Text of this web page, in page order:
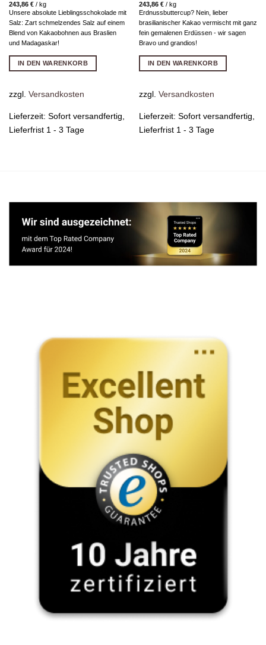
243,86 €/ kg
Unsere absolute Lieblingsschokolade mit
Salz: Zart schmelzendes Salz auf einem
Blend von Kakaobohnen aus Braslien
und Madagaskar!
IN DEN WARENKORB
zzgl. Versandkosten
Lieferzeit: Sofort versandfertig,
Lieferfrist 1 - 3 Tage
243,86 €/ kg
Erdnussbuttercup? Nein, lieber
brasilianischer Kakao vermischt mit ganz
fein gemalenen Erdüssen - wir sagen
Bravo und grandios!
IN DEN WARENKORB
zzgl. Versandkosten
Lieferzeit: Sofort versandfertig,
Lieferfrist 1 - 3 Tage